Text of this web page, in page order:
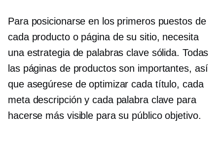
Para posicionarse en los primeros puestos de
cada producto o página de su sitio, necesita
una estrategia de palabras clave sólida. Todas
las páginas de productos son importantes, así
que asegúrese de optimizar cada título, cada
meta descripción y cada palabra clave para
hacerse más visible para su público objetivo.